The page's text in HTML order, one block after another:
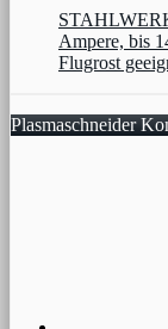
Ampere, bis
Flugrost
Plasmaschneider